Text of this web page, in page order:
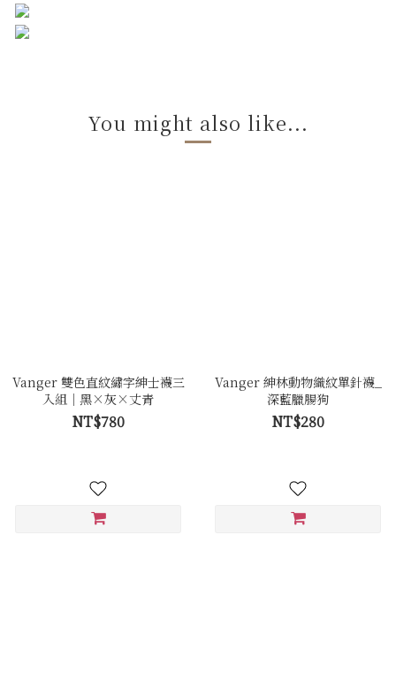
You might also like...
Vanger 雙色直紋繡字紳士襪三
入組｜黑×灰×丈青
NT$780
Vanger 紳林動物織紋單針襪_
深藍臘腸狗
NT$280